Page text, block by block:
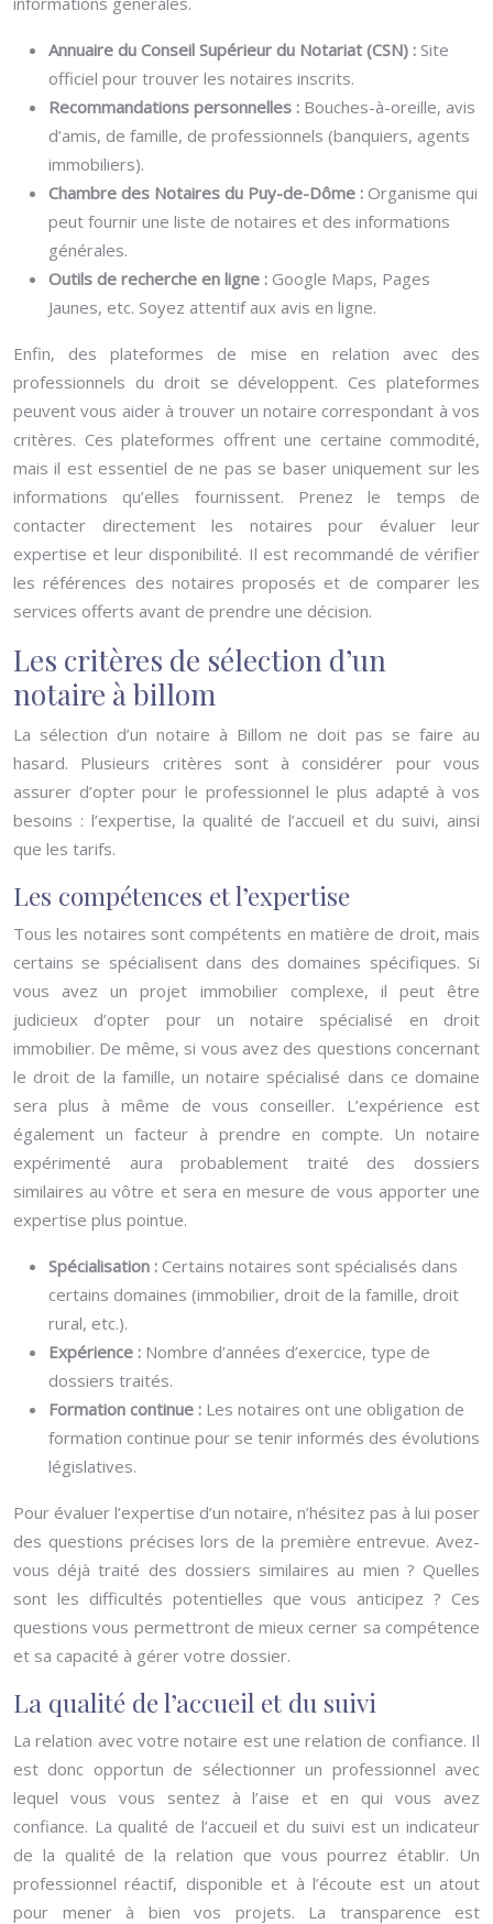
Annuaire du Conseil Supérieur du Notariat (CSN) : Site
officiel pour trouver les notaires inscrits.
Recommandations personnelles : Bouches-à-oreille, avis
d’amis, de famille, de professionnels (banquiers, agents
immobiliers).
Chambre des Notaires du Puy-de-Dôme : Organisme qui
peut fournir une liste de notaires et des informations
générales.
Outils de recherche en ligne : Google Maps, Pages
Jaunes, etc. Soyez attentif aux avis en ligne.
Enfin, des plateformes de mise en relation avec des
professionnels du droit se développent. Ces plateformes
peuvent vous aider à trouver un notaire correspondant à vos
critères. Ces plateformes offrent une certaine commodité,
mais il est essentiel de ne pas se baser uniquement sur les
informations qu’elles fournissent. Prenez le temps de
contacter directement les notaires pour évaluer leur
expertise et leur disponibilité. Il est recommandé de vérifier
les références des notaires proposés et de comparer les
services offerts avant de prendre une décision.
Les critères de sélection d’un
notaire à billom
La sélection d’un notaire à Billom ne doit pas se faire au
hasard. Plusieurs critères sont à considérer pour vous
assurer d’opter pour le professionnel le plus adapté à vos
besoins : l’expertise, la qualité de l’accueil et du suivi, ainsi
que les tarifs.
Les compétences et l’expertise
Tous les notaires sont compétents en matière de droit, mais
certains se spécialisent dans des domaines spécifiques. Si
vous avez un projet immobilier complexe, il peut être
judicieux d’opter pour un notaire spécialisé en droit
immobilier. De même, si vous avez des questions concernant
le droit de la famille, un notaire spécialisé dans ce domaine
sera plus à même de vous conseiller. L’expérience est
également un facteur à prendre en compte. Un notaire
expérimenté aura probablement traité des dossiers
similaires au vôtre et sera en mesure de vous apporter une
expertise plus pointue.
Spécialisation : Certains notaires sont spécialisés dans
certains domaines (immobilier, droit de la famille, droit
rural, etc.).
Expérience : Nombre d’années d’exercice, type de
dossiers traités.
Formation continue : Les notaires ont une obligation de
formation continue pour se tenir informés des évolutions
législatives.
Pour évaluer l’expertise d’un notaire, n’hésitez pas à lui poser
des questions précises lors de la première entrevue. Avez-
vous déjà traité des dossiers similaires au mien ? Quelles
sont les difficultés potentielles que vous anticipez ? Ces
questions vous permettront de mieux cerner sa compétence
et sa capacité à gérer votre dossier.
La qualité de l’accueil et du suivi
La relation avec votre notaire est une relation de confiance. Il
est donc opportun de sélectionner un professionnel avec
lequel vous vous sentez à l’aise et en qui vous avez
confiance. La qualité de l’accueil et du suivi est un indicateur
de la qualité de la relation que vous pourrez établir. Un
professionnel réactif, disponible et à l’écoute est un atout
pour mener à bien vos projets. La transparence est